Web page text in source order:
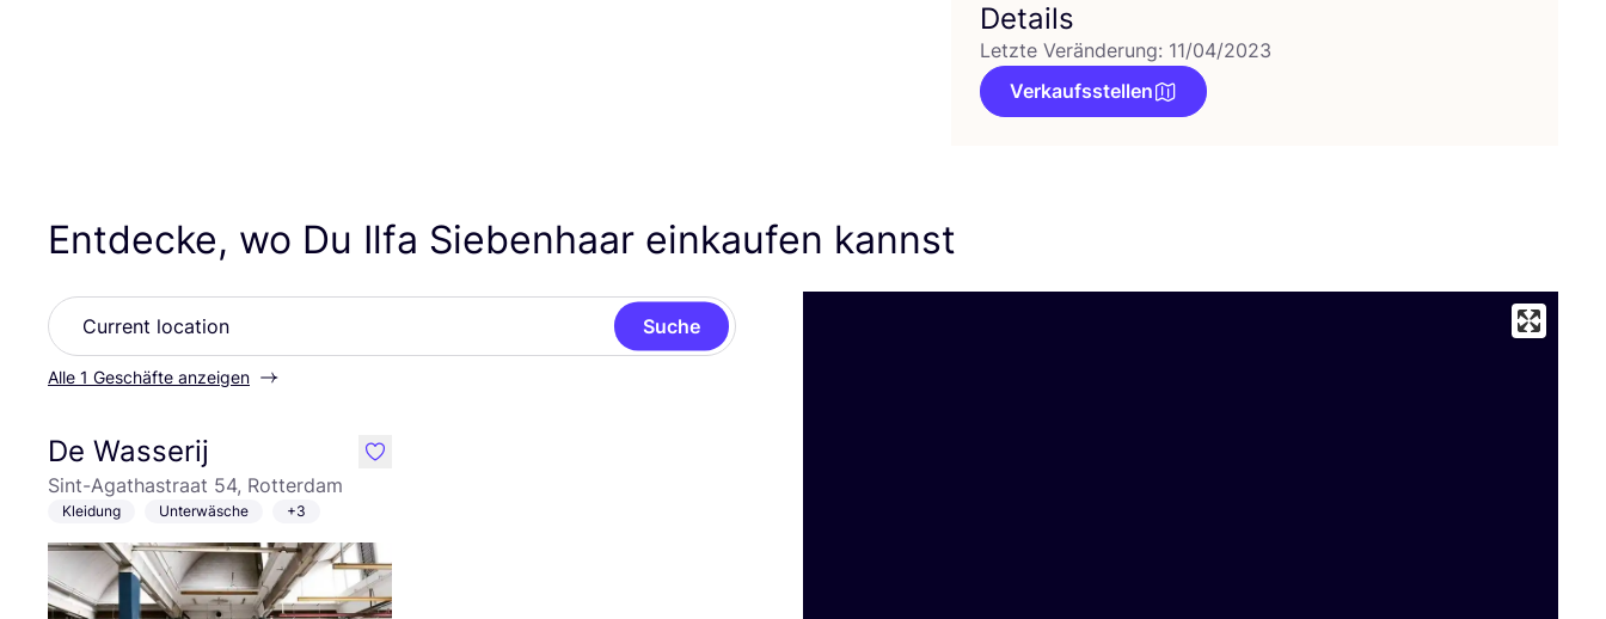
Details
Letzte Veränderung: 11/04/2023
Verkaufsstellen
Entdecke, wo Du Ilfa Siebenhaar einkaufen kannst
Suche
Alle 1 Geschäfte anzeigen
De Wasserij
Sint-Agathastraat 54, Rotterdam
Kleidung Unterwäsche +3
like